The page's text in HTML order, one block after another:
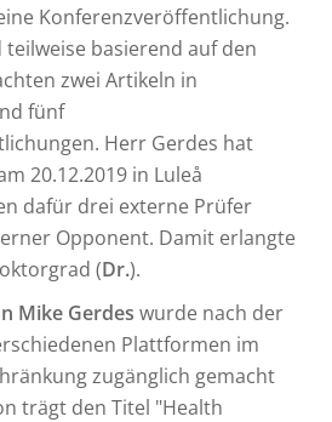
Konferenzveröffentlichung.
basierend auf den
zwei Artikeln in
fünf
Herr Gerdes hat
20.12.2019 in Luleå
dafür drei externe Prüfer
Opponent. Damit erlangte
(Dr.).
Mike Gerdes wurde nach der
Plattformen im
zugänglich gemacht
trägt den Titel "Health